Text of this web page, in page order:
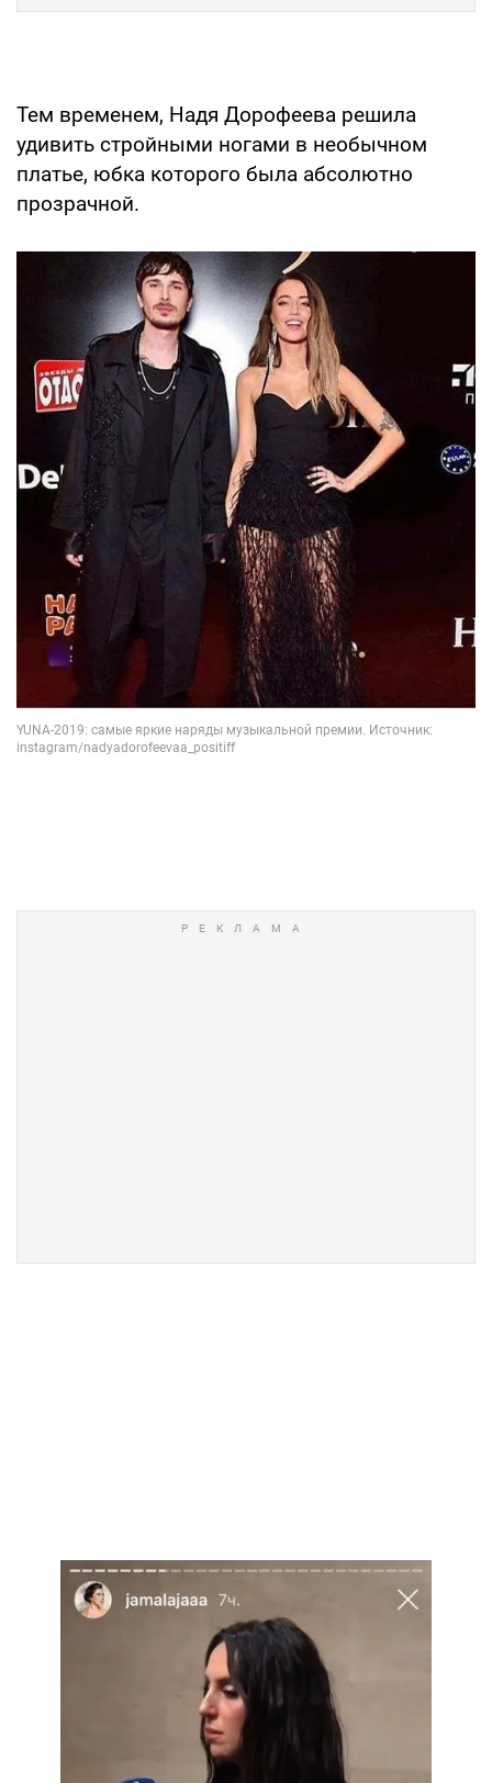
Тем временем, Надя Дорофеева решила
удивить стройными ногами в необычном
платье, юбка которого была абсолютно
прозрачной.